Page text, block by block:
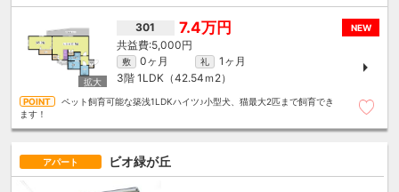
NEW
301 7.4万円
5,000円
敷 0ヶ月 礼
1ヶ月
3階 1LDK（42.54ｍ 2）
ペット飼育可能な築浅1LDKハイツ♪小型犬、猫最大2匹まで飼育でき
ます！
アパート ビオ緑が丘